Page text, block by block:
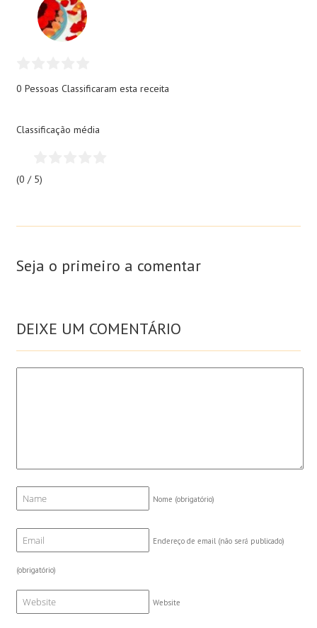
0 Pessoas Classificaram esta receita
Classificação média
(0 / 5)
Seja o primeiro a comentar
DEIXE UM COMENTÁRIO
Nome (obrigatório)
Endereço de email (não será publicado)
(obrigatório)
Website